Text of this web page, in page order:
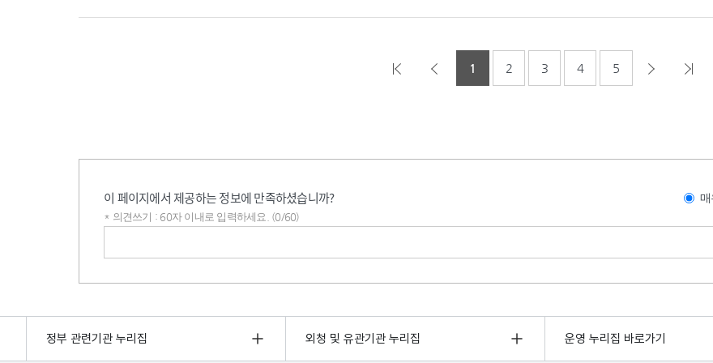
1 2 3 4 5
이 페이지에서 제공하는 정보에 만족하셨습니까? 매
* 의견쓰기 : 60자 이내로 입력하세요. (0/60)
정부 관련기관 누리집 외청 및 유관기관 누리집 운영 누리집 바로가기